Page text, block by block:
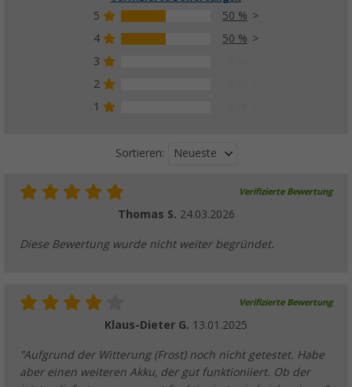
5
50 %
4
50 %
3
2
1
Sortieren: Neueste
Verifizierte Bewertung
Thomas S. 24.03.2026
Diese Bewertung wurde nicht weiter begründet.
Verifizierte Bewertung
Klaus-Dieter G. 13.01.2025
"Aufgrund der Witterung (Frost) noch nicht getestet. Habe
aber einen weiteren Akku, der gut funktioniiert. Ob der